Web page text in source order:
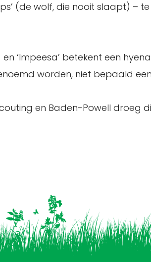
(de wolf, die nooit slaapt) –
‘Impeesa’ betekent een
worden, niet bepaald een
en Baden-Powell droeg